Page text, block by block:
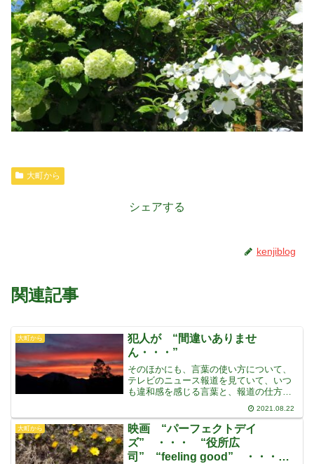
大町から
シェアする
kenjiblog
関連記事
大町から
犯人が “間違いありませ
ん・・・”
そのほかにも、言葉の使い方について、
テレビのニュース報道を見ていて、いつ
も違和感を感じる言葉と、報道の仕方が
ありますそれは、犯罪者が逮捕され、警
察に “間違いありません・・・” と、犯
行を認めた・・・という報道です犯人が
犯行を認めた場合、例
2021.08.22
大町から
映画 “パーフェクトデイ
ズ” ・・・ “役所広
司” “feeling good” ・・・映